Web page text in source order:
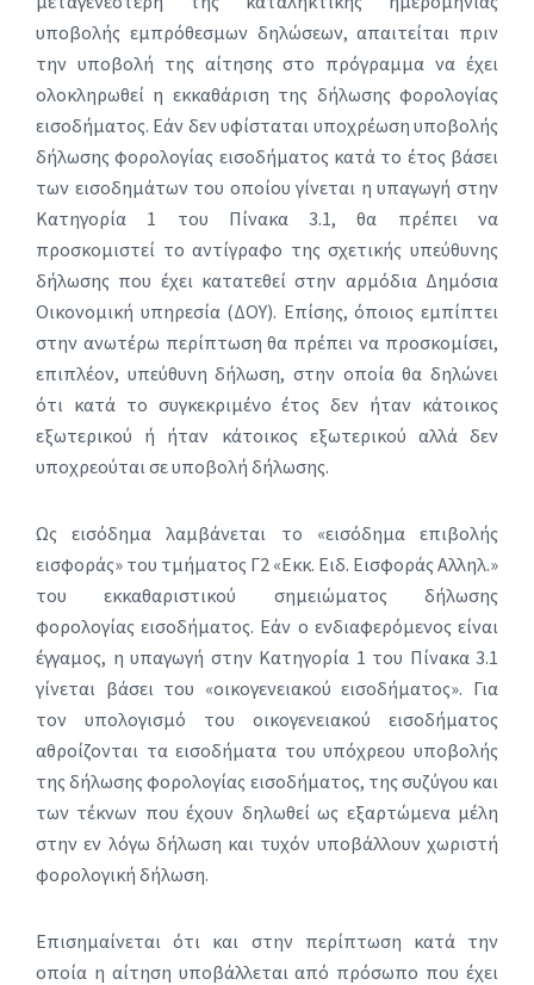
υποβολής εμπρόθεσμων δηλώσεων, απαιτείται πριν
την υποβολή της αίτησης στο πρόγραμμα να έχει
ολοκληρωθεί η εκκαθάριση της δήλωσης φορολογίας
εισοδήματος. Εάν δεν υφίσταται υποχρέωση υποβολής
δήλωσης φορολογίας εισοδήματος κατά το έτος βάσει
των εισοδημάτων του οποίου γίνεται η υπαγωγή στην
Κατηγορία 1 του Πίνακα 3.1, θα πρέπει να
προσκομιστεί το αντίγραφο της σχετικής υπεύθυνης
δήλωσης που έχει κατατεθεί στην αρμόδια Δημόσια
Οικονομική υπηρεσία (ΔΟΥ). Επίσης, όποιος εμπίπτει
στην ανωτέρω περίπτωση θα πρέπει να προσκομίσει,
επιπλέον, υπεύθυνη δήλωση, στην οποία θα δηλώνει
ότι κατά το συγκεκριμένο έτος δεν ήταν κάτοικος
εξωτερικού ή ήταν κάτοικος εξωτερικού αλλά δεν
υποχρεούται σε υποβολή δήλωσης.
Ως εισόδημα λαμβάνεται το «εισόδημα επιβολής
εισφοράς» του τμήματος Γ2 «Εκκ. Ειδ. Εισφοράς Αλληλ.»
του εκκαθαριστικού σημειώματος δήλωσης
φορολογίας εισοδήματος. Εάν ο ενδιαφερόμενος είναι
έγγαμος, η υπαγωγή στην Κατηγορία 1 του Πίνακα 3.1
γίνεται βάσει του «οικογενειακού εισοδήματος». Για
τον υπολογισμό του οικογενειακού εισοδήματος
αθροίζονται τα εισοδήματα του υπόχρεου υποβολής
της δήλωσης φορολογίας εισοδήματος, της συζύγου και
των τέκνων που έχουν δηλωθεί ως εξαρτώμενα μέλη
στην εν λόγω δήλωση και τυχόν υποβάλλουν χωριστή
φορολογική δήλωση.
Επισημαίνεται ότι και στην περίπτωση κατά την
οποία η αίτηση υποβάλλεται από πρόσωπο που έχει